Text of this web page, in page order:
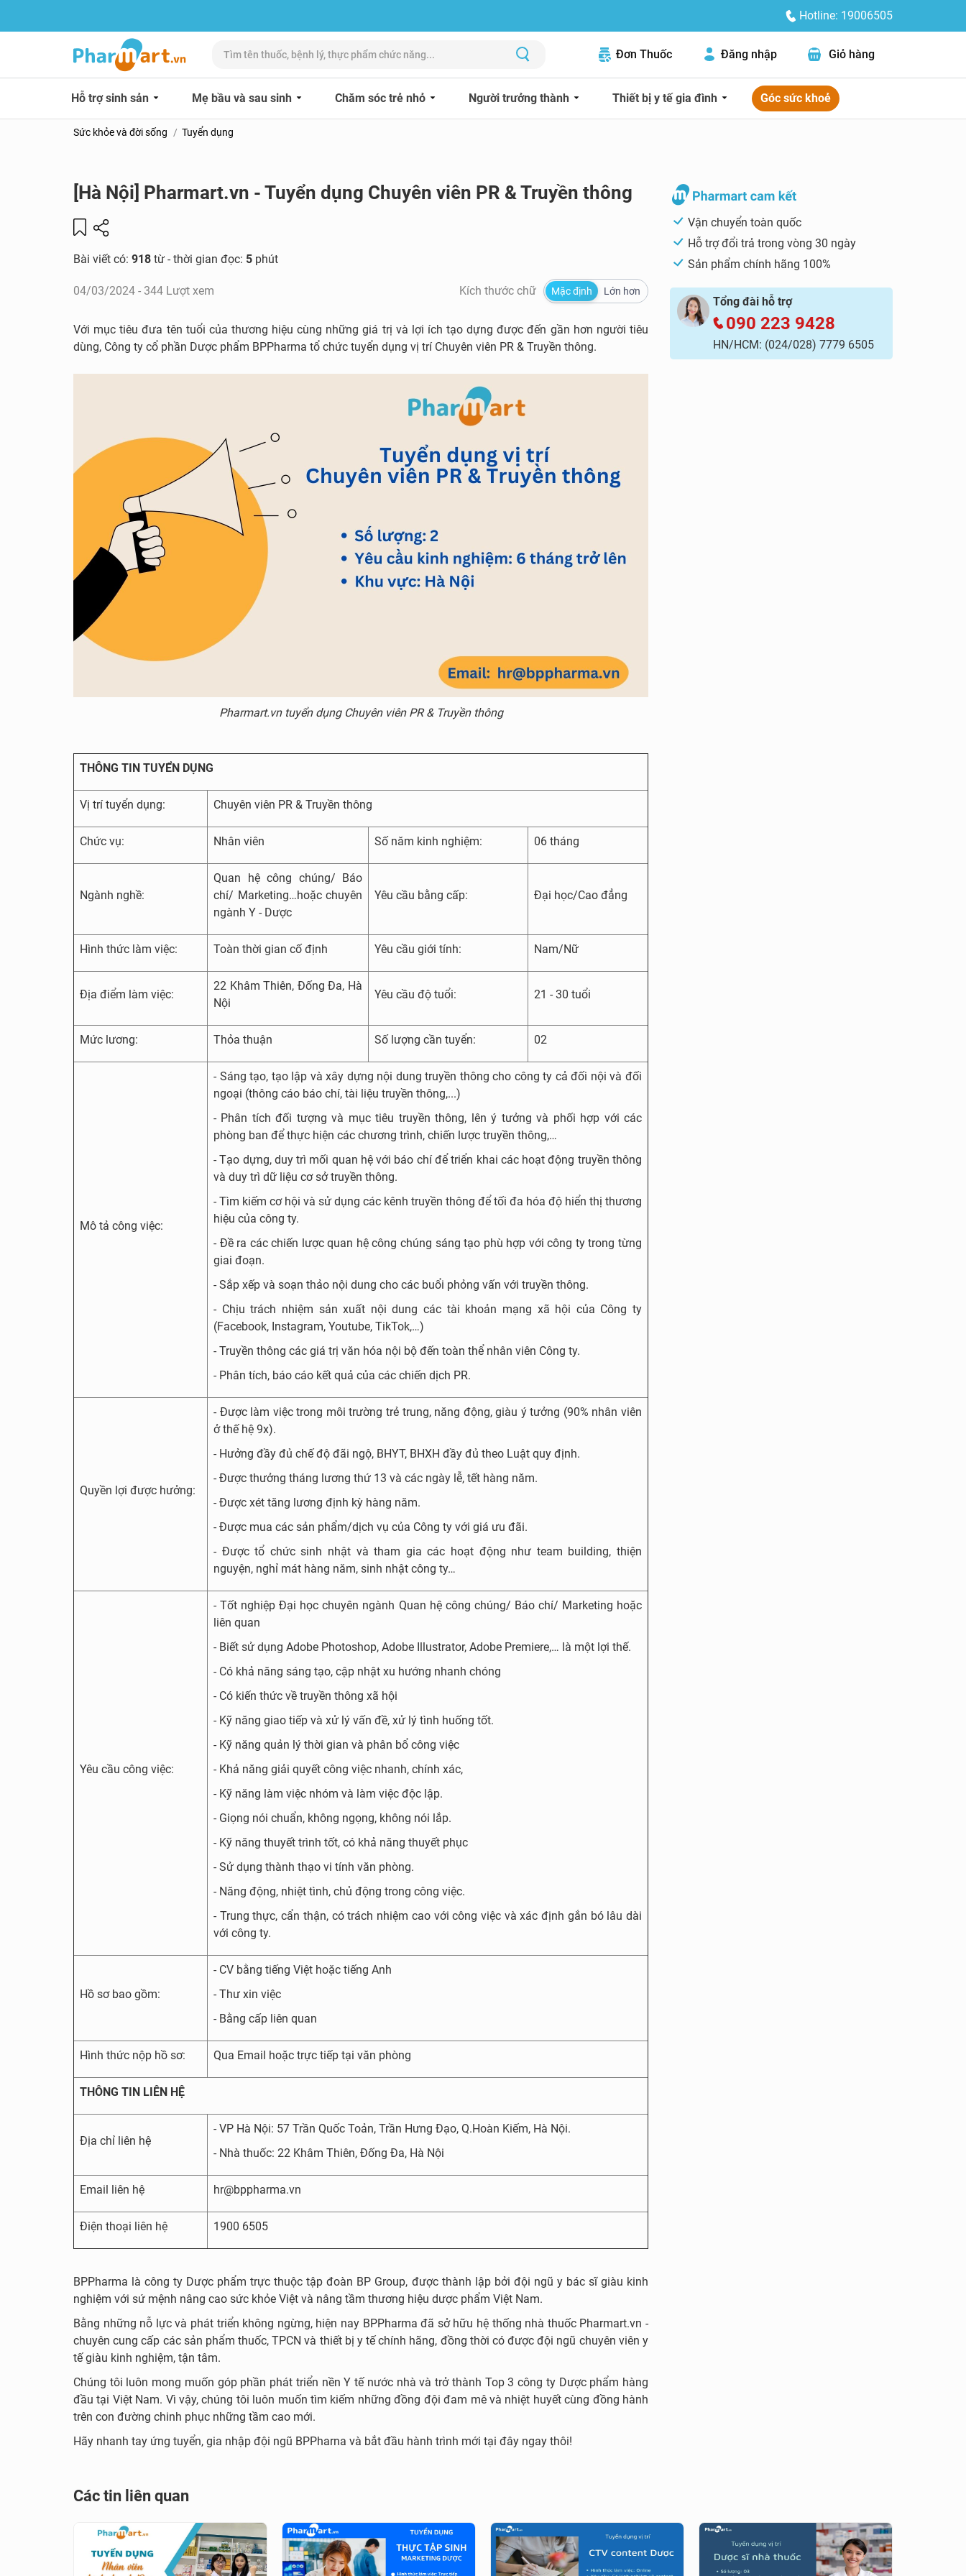
Hotline: 19006505
Đơn Thuốc Đăng nhập Giỏ hàng
Hỗ trợ sinh sản Mẹ bầu và sau sinh Chăm sóc trẻ nhỏ Người trưởng thành Thiết bị y tế gia đình Góc sức khoẻ
Sức khỏe và đời sống Tuyển dụng
[Hà Nội] Pharmart.vn - Tuyển dụng Chuyên viên PR & Truyền thông
Bài viết có: 918 từ - thời gian đọc: 5 phút
04/03/2024 - 344 Lượt xem Kích thước chữ Mặc định Lớn hơn
Với mục tiêu đưa tên tuổi của thương hiệu cùng những giá trị và lợi ích tạo dựng được đến gần hơn người tiêu
dùng, Công ty cổ phần Dược phẩm BPPharma tổ chức tuyển dụng vị trí Chuyên viên PR & Truyền thông.
Pharmart.vn tuyển dụng Chuyên viên PR & Truyền thông
THÔNG TIN TUYỂN DỤNG
Vị trí tuyển dụng: Chuyên viên PR & Truyền thông
Chức vụ: Nhân viên Số năm kinh nghiệm: 06 tháng
Ngành nghề:
Quan hệ công chúng/ Báo
chí/ Marketing…hoặc chuyên
ngành Y - Dược
Yêu cầu bằng cấp: Đại học/Cao đẳng
Hình thức làm việc: Toàn thời gian cố định Yêu cầu giới tính: Nam/Nữ
Địa điểm làm việc:
22 Khâm Thiên, Đống Đa, Hà
Nội
Yêu cầu độ tuổi: 21 - 30 tuổi
Mức lương: Thỏa thuận Số lượng cần tuyển: 02
Mô tả công việc:
- Sáng tạo, tạo lập và xây dựng nội dung truyền thông cho công ty cả đối nội và đối
ngoại (thông cáo báo chí, tài liệu truyền thông,...)
- Phân tích đối tượng và mục tiêu truyền thông, lên ý tưởng và phối hợp với các
phòng ban để thực hiện các chương trình, chiến lược truyền thông,…
- Tạo dựng, duy trì mối quan hệ với báo chí để triển khai các hoạt động truyền thông
và duy trì dữ liệu cơ sở truyền thông.
- Tìm kiếm cơ hội và sử dụng các kênh truyền thông để tối đa hóa độ hiển thị thương
hiệu của công ty.
- Đề ra các chiến lược quan hệ công chúng sáng tạo phù hợp với công ty trong từng
giai đoạn.
- Sắp xếp và soạn thảo nội dung cho các buổi phỏng vấn với truyền thông.
- Chịu trách nhiệm sản xuất nội dung các tài khoản mạng xã hội của Công ty
(Facebook, Instagram, Youtube, TikTok,…)
- Truyền thông các giá trị văn hóa nội bộ đến toàn thể nhân viên Công ty.
- Phân tích, báo cáo kết quả của các chiến dịch PR.
Quyền lợi được hưởng:
- Được làm việc trong môi trường trẻ trung, năng động, giàu ý tưởng (90% nhân viên
ở thế hệ 9x).
- Hưởng đầy đủ chế độ đãi ngộ, BHYT, BHXH đầy đủ theo Luật quy định.
- Được thưởng tháng lương thứ 13 và các ngày lễ, tết hàng năm.
- Được xét tăng lương định kỳ hàng năm.
- Được mua các sản phẩm/dịch vụ của Công ty với giá ưu đãi.
- Được tổ chức sinh nhật và tham gia các hoạt động như team building, thiện
nguyện, nghỉ mát hàng năm, sinh nhật công ty…
Yêu cầu công việc:
- Tốt nghiệp Đại học chuyên ngành Quan hệ công chúng/ Báo chí/ Marketing hoặc
liên quan
- Biết sử dụng Adobe Photoshop, Adobe Illustrator, Adobe Premiere,… là một lợi thế.
- Có khả năng sáng tạo, cập nhật xu hướng nhanh chóng
- Có kiến thức về truyền thông xã hội
- Kỹ năng giao tiếp và xử lý vấn đề, xử lý tình huống tốt.
- Kỹ năng quản lý thời gian và phân bổ công việc
- Khả năng giải quyết công việc nhanh, chính xác,
- Kỹ năng làm việc nhóm và làm việc độc lập.
- Giọng nói chuẩn, không ngọng, không nói lắp.
- Kỹ năng thuyết trình tốt, có khả năng thuyết phục
- Sử dụng thành thạo vi tính văn phòng.
- Năng động, nhiệt tình, chủ động trong công việc.
- Trung thực, cẩn thận, có trách nhiệm cao với công việc và xác định gắn bó lâu dài
với công ty.
Hồ sơ bao gồm:
- CV bằng tiếng Việt hoặc tiếng Anh
- Thư xin việc
- Bằng cấp liên quan
Hình thức nộp hồ sơ: Qua Email hoặc trực tiếp tại văn phòng
THÔNG TIN LIÊN HỆ
Địa chỉ liên hệ
- VP Hà Nội: 57 Trần Quốc Toản, Trần Hưng Đạo, Q.Hoàn Kiếm, Hà Nội.
- Nhà thuốc: 22 Khâm Thiên, Đống Đa, Hà Nội
Email liên hệ hr@bppharma.vn
Điện thoại liên hệ 1900 6505
BPPharma là công ty Dược phẩm trực thuộc tập đoàn BP Group, được thành lập bởi đội ngũ y bác sĩ giàu kinh
nghiệm với sứ mệnh nâng cao sức khỏe Việt và nâng tầm thương hiệu dược phẩm Việt Nam.
Bằng những nỗ lực và phát triển không ngừng, hiện nay BPPharma đã sở hữu hệ thống nhà thuốc Pharmart.vn -
chuyên cung cấp các sản phẩm thuốc, TPCN và thiết bị y tế chính hãng, đồng thời có được đội ngũ chuyên viên y
tế giàu kinh nghiệm, tận tâm.
Chúng tôi luôn mong muốn góp phần phát triển nền Y tế nước nhà và trở thành Top 3 công ty Dược phẩm hàng
đầu tại Việt Nam. Vì vậy, chúng tôi luôn muốn tìm kiếm những đồng đội đam mê và nhiệt huyết cùng đồng hành
trên con đường chinh phục những tầm cao mới.
Hãy nhanh tay ứng tuyển, gia nhập đội ngũ BPPharna và bắt đầu hành trình mới tại đây ngay thôi!
Vận chuyển toàn quốc
Hỗ trợ đổi trả trong vòng 30 ngày
Sản phẩm chính hãng 100%
Tổng đài hỗ trợ
090 223 9428
HN/HCM: (024/028) 7779 6505
Các tin liên quan